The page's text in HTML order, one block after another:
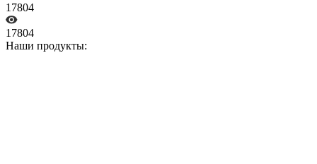
17804
17804
Наши продукты: